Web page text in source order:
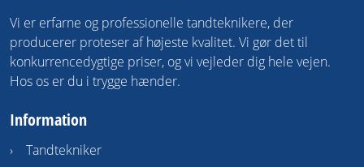
Vi er erfarne og professionelle tandteknikere, der
producerer proteser af højeste kvalitet. Vi gør det til
konkurrencedygtige priser, og vi vejleder dig hele vejen.
Hos os er du i trygge hænder.
Information
Tandtekniker